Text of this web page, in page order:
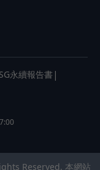
永續報告書 |
Reserved. 本網站